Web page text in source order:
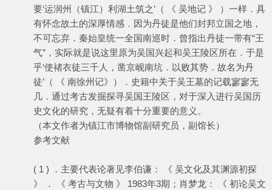
要‘运润州（镇江）利湖土筑之’（ 《 吴地记 》 ）一样．具
有怀念故土的深厚情感．因为丹徒是他们封邦立国之地，
不可忘弃．秦始皇统一全国南巡时．曾指出丹徒一带有“王
气”，实际就是说这里原为吴国兴起和吴王陵区所在．于是
乎‘使禇衣徒三千人，凿京岘南坑．以败其势．故名为丹
徒’（ 《 南徐州记》）．史籍中关于吴王墓的记载寥寥无
几．通过考古发掘探寻吴国王陵区，对于深入进行吴国历
史文化的研究，无疑有着十分重要的意义。
（本文作者为镇江市博物馆副研究员，副馆长）
参考文献
( 1 ) ．主要代表论著见李伯谦： 《 吴文化及其渊源初探
》 ． 《 考古与文物 》 1983年3期；肖梦龙： 《 初论吴文